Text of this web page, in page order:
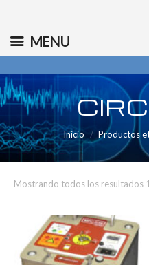
Inicio Productos
Mostrando todos los resultados 1
MENU